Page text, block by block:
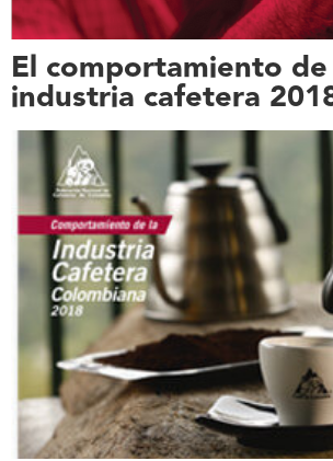
El comportamiento
industria cafetera